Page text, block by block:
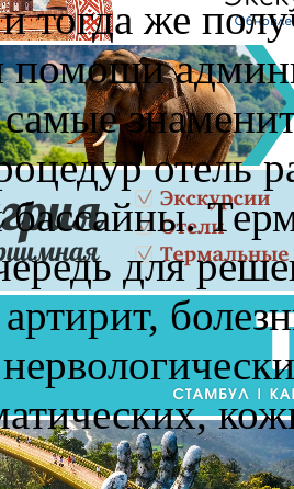
тогда же
помощи
отель
для